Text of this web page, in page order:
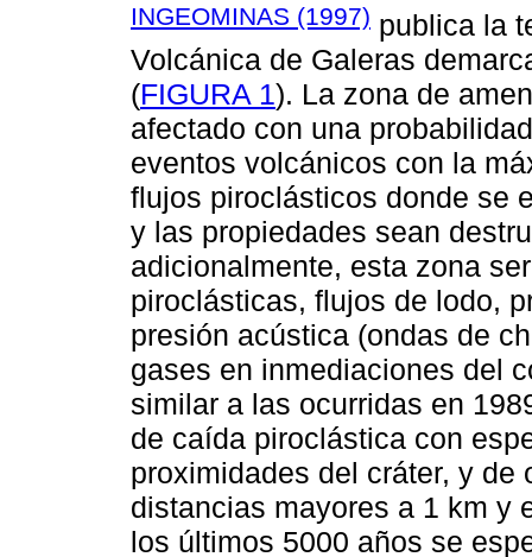
INGEOMINAS (1997) publica la
Volcánica de Galeras
(FIGURA 1). La zona de
afectado con una
eventos volcánicos con la
flujos piroclásticos donde se
y las propiedades sean
adicionalmente, esta zona
piroclásticas, flujos de lodo,
presión acústica (ondas de
gases en inmediaciones del
similar a las ocurridas en
de caída piroclástica con
proximidades del cráter, y
distancias mayores a 1 km y
los últimos 5000 años se